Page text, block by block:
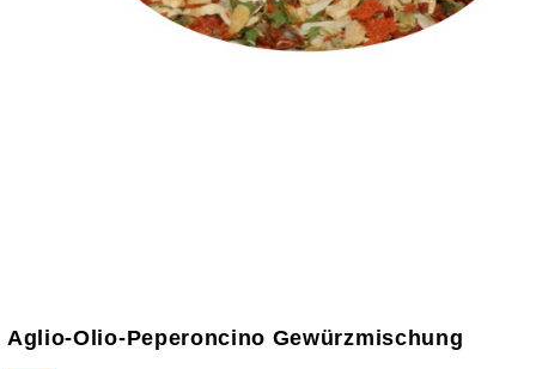
Aglio-Olio-Peperoncino Gewürzmischung